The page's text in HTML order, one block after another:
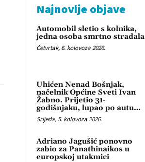
Najnovije objave
Automobil sletio s kolnika,
jedna osoba smrtno stradala
Četvrtak, 6. kolovoza 2026.
Uhićen Nenad Bošnjak,
načelnik Općine Sveti Ivan
Žabno. Prijetio 31-
godišnjaku, lupao po autu…
Srijeda, 5. kolovoza 2026.
Adriano Jagušić ponovno
zabio za Panathinaikos u
europskoj utakmici